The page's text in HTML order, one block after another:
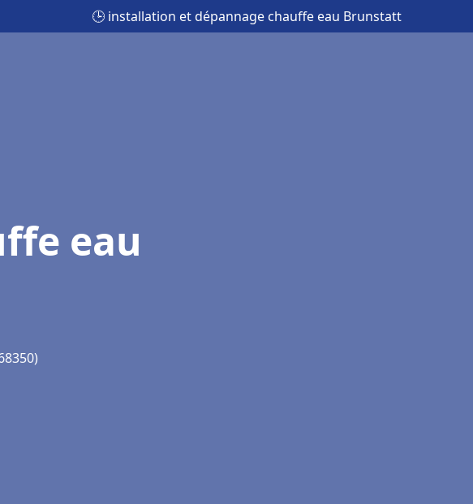
🕒 installation et dépannage chauffe eau Brunstatt
eau